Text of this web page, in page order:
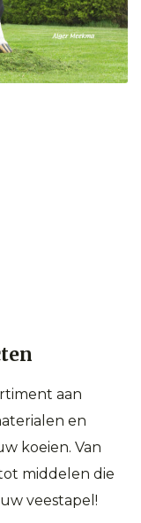
aan
en
koeien. Van
middelen die
veestapel!